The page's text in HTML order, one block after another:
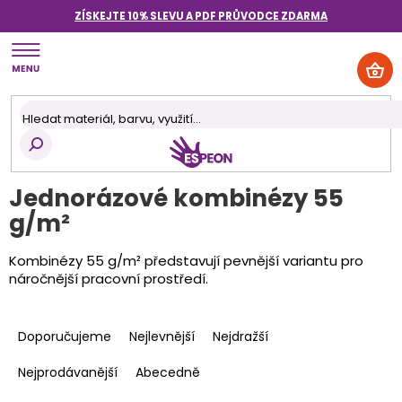
obsah
ZÍSKEJTE 10% SLEVU A PDF PRŮVODCE ZDARMA
Jednorázové kombinézy 55
g/m²
Kombinézy 55 g/m² představují pevnější variantu pro
náročnější pracovní prostředí.
a
e
Doporučujeme Nejlevnější
Nejdražší
Nejprodávanější
Abecedně